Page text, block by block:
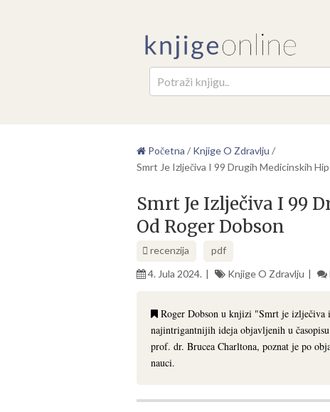
Početna / Knjige O Zdravlju /
Smrt Je Izlječiva I 99 Drugih Medicinskih
Smrt Je Izlječiva I 99
Od Roger Dobson
recenzija
pdf
4. Jula 2024.
Knjige O Zdravlju
Roger Dobson u knjizi "Smrt je izlječiva
najintrigantnijih ideja objavljenih u
prof. dr. Brucea Charltona, poznat je po
nauci.